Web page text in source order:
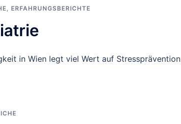
, ERFAHRUNGSBERICHTE
in Wien legt viel Wert auf Stressprävention